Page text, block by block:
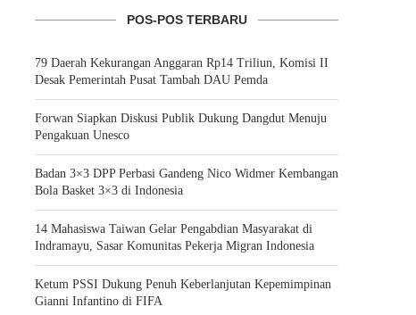
POS-POS TERBARU
79 Daerah Kekurangan Anggaran Rp14 Triliun, Komisi II
Desak Pemerintah Pusat Tambah DAU Pemda
Forwan Siapkan Diskusi Publik Dukung Dangdut Menuju
Pengakuan Unesco
Badan 3×3 DPP Perbasi Gandeng Nico Widmer Kembangan
Bola Basket 3×3 di Indonesia
14 Mahasiswa Taiwan Gelar Pengabdian Masyarakat di
Indramayu, Sasar Komunitas Pekerja Migran Indonesia
Ketum PSSI Dukung Penuh Keberlanjutan Kepemimpinan
Gianni Infantino di FIFA